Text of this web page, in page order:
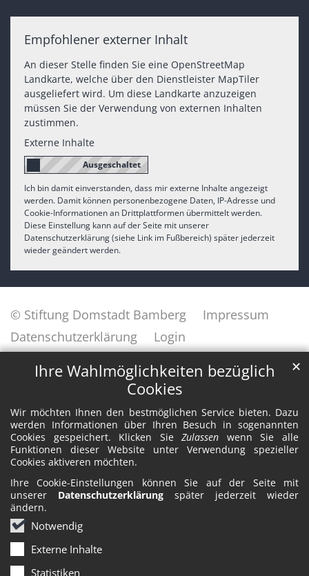
Ihre Wahlmöglichkeiten bezüglich
Cookies
Wir möchten Ihnen den bestmöglichen Service bieten. Dazu
werden Informationen über Ihren Besuch in sogenannten
Cookies gespeichert. Klicken SieZulassen wenn Sie alle
Funktionen dieser Website unter Verwendung spezieller
Cookies aktiveren möchten.
Ihre Cookie-Einstellungen können Sie auf der Seite mit
unserer Datenschutzerklärung später jederzeit wieder
ändern.
Notwendig
Externe Inhalte
Statistiken
✕
Empfohlener externer Inhalt
An dieser Stelle finden Sie eine OpenStreetMap
Landkarte, welche über den Dienstleister MapTiler
ausgeliefert wird. Um diese Landkarte anzuzeigen
müssen Sie der Verwendung von externen Inhalten
zustimmen.
Externe Inhalte
Ich bin damit einverstanden, dass mir externe Inhalte angezeigt
werden. Damit können personenbezogene Daten, IP-Adresse und
Cookie-Informationen an Drittplattformen übermittelt werden.
Diese Einstellung kann auf der Seite mit unserer
Datenschutzerklärung (siehe Link im Fußbereich) später jederzeit
wieder geändert werden.
© Stiftung Domstadt Bamberg
Impressum
Datenschutzerklärung
Login